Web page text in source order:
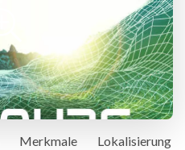
Merkmale Lokalisierung